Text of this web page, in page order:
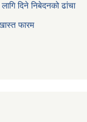
दिने निबेदनको ढांचा
फारम